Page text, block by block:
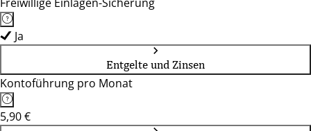
Ja
Entgelte und Zinsen
Kontoführung pro Monat
5,90 €